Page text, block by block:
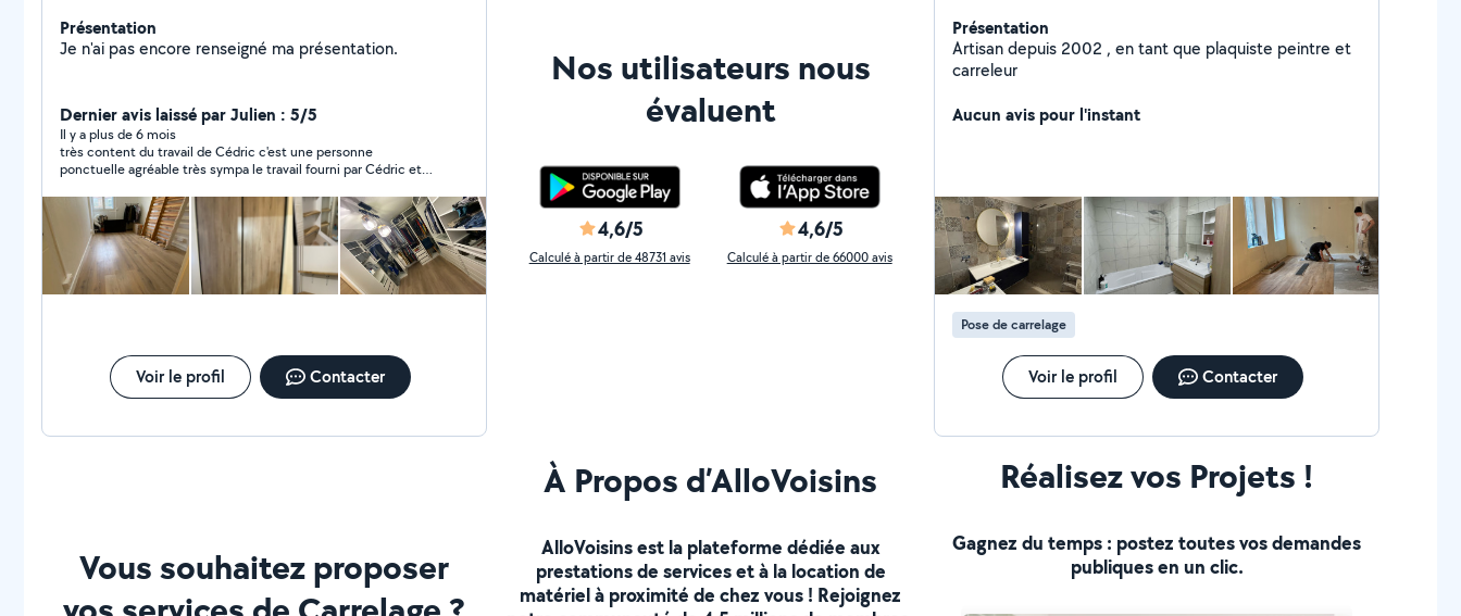
Présentation
Je n'ai pas encore renseigné ma présentation.
Dernier avis laissé par Julien : 5/5
Il y a plus de 6 mois
très content du travail de Cédric c'est une personne
ponctuelle agréable très sympa le travail fourni par Cédric et
d'avoir fait affaire avec lui et compte refaire appel à lui pour
d'autres travaux
Voir le profil Contacter
Nos utilisateurs nous
évaluent
4,6/5
Calculé à partir de 48731 avis
4,6/5
Calculé à partir de 66000 avis
Présentation
Artisan depuis 2002 , en tant que plaquiste peintre et
carreleur
Aucun avis pour l'instant
Pose de carrelage
Voir le profil Contacter
Vous souhaitez proposer
À Propos d’AlloVoisins
AlloVoisins est la plateforme dédiée aux
prestations de services et à la location de
matériel à proximité de chez vous ! Rejoignez
Réalisez vos Projets !
Gagnez du temps : postez toutes vos demandes
publiques en un clic.